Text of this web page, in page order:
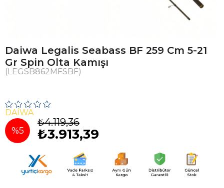
Daiwa Legalis Seabass BF 259 Cm 5-21
Gr Spin Olta Kamışı
(LEGSB862MFSBF)
DAIWA
%5
İndirim
₺4.119,36
₺3.913,39